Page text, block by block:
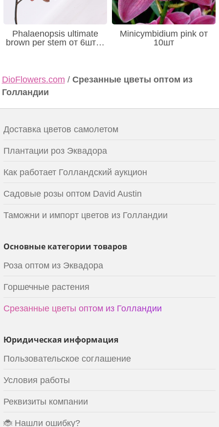
Phalaenopsis ultimate
brown per stem от 6шт…
Minicymbidium pink от
10шт
DioFlowers.com / Срезанные цветы оптом из
Голландии
Доставка цветов самолетом
Плантации роз Эквадора
Как работает Голландский аукцион
Садовые розы оптом David Austin
Таможни и импорт цветов из Голландии
Основные категории товаров
Роза оптом из Эквадора
Горшечные растения
Срезанные цветы оптом из Голландии
Юридическая информация
Пользовательское соглашение
Условия работы
Реквизиты компании
🐞 Нашли ошибку?